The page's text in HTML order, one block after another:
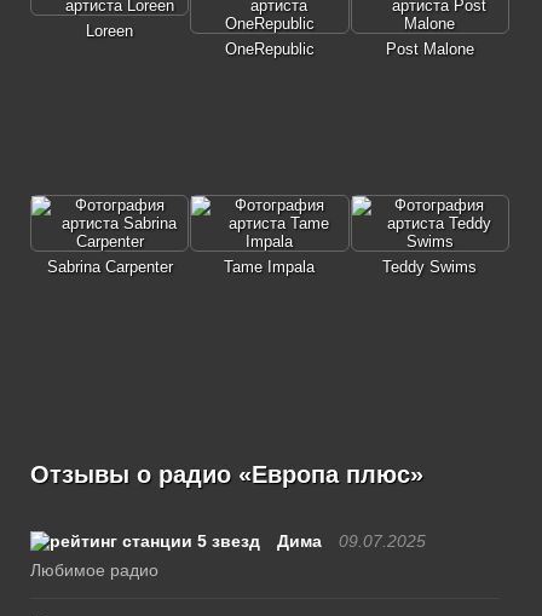
Loreen
OneRepublic
Post Malone
Sabrina Carpenter Tame Impala Teddy Swims
Отзывы о радио «Европа плюс»
Дима
09.07.2025
Любимое радио